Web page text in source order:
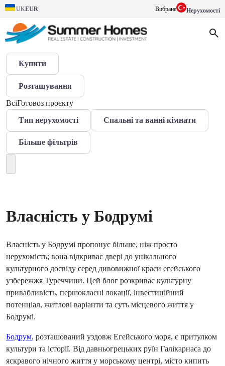
UKEUR Вибране Нерухомості
Купити
Розташування
ВсіГотовоз проєкту
Тип нерухомості Спальні та ванні кімнати
Більше фільтрів
Власність у Бодрумі
Власність у Бодрумі пропонує більше, ніж просто
нерухомість; вона відкриває двері до унікального
культурного досвіду серед дивовижної краси егейського
узбережжя Туреччини. Цей блог розкриває культурну
привабливість, першокласні локації, інвестиційний
потенціал, житлові варіанти та суть місцевого життя у
Бодрумі.
Бодрум, розташований уздовж Егейського моря, є притулком
культури та історії. Від давньогрецьких руїн Галікарнаса до
яскравого нічного життя у морському центрі, місто кипить